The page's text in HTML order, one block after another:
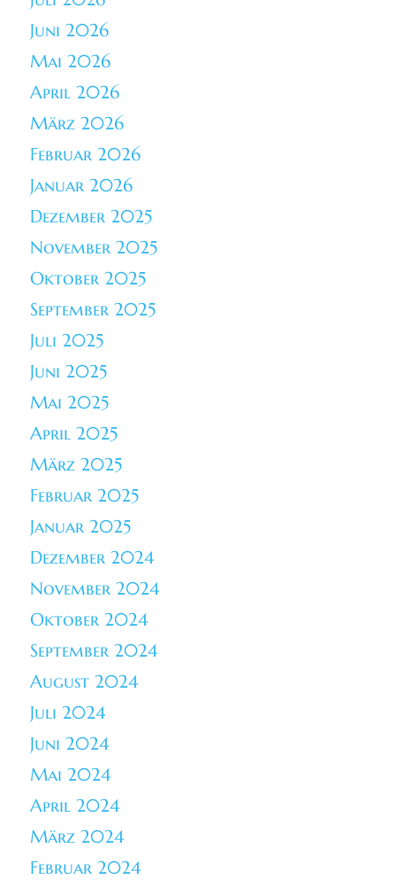
Juni 2026
Mai 2026
April 2026
März 2026
Februar 2026
Januar 2026
Dezember 2025
November 2025
Oktober 2025
September 2025
Juli 2025
Juni 2025
Mai 2025
April 2025
März 2025
Februar 2025
Januar 2025
Dezember 2024
November 2024
Oktober 2024
September 2024
August 2024
Juli 2024
Juni 2024
Mai 2024
April 2024
März 2024
Februar 2024